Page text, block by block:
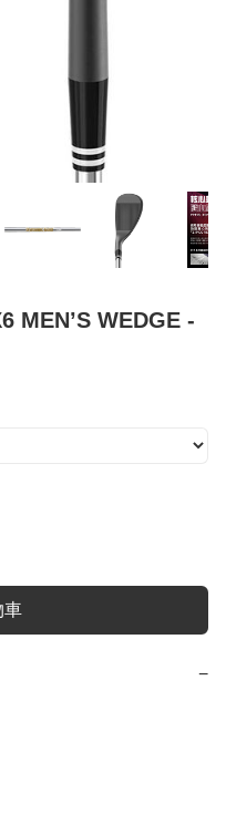
MEN’S WEDGE -
車
−